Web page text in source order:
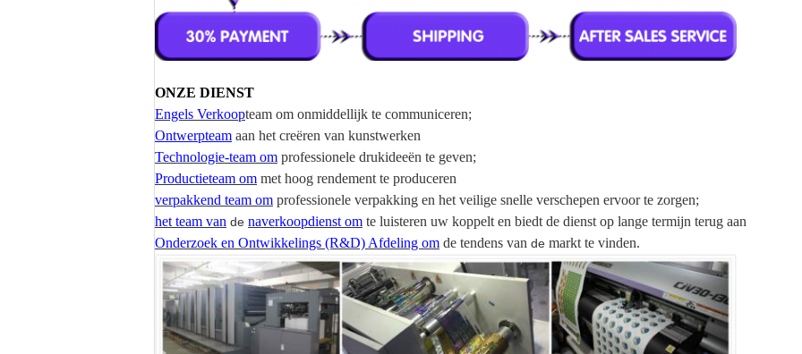
ONZE DIENST
Engels Verkoopteam om onmiddellijk te communiceren;
Ontwerpteam aan het creëren van kunstwerken
Technologie-team om professionele drukideeën te geven;
Productieteam om met hoog rendement te produceren
verpakkend team om professionele verpakking en het veilige snelle verschepen ervoor te zorgen;
het team van de naverkoopdienst om te luisteren uw koppelt en biedt de dienst op lange termijn terug aan
Onderzoek en Ontwikkelings (R&D) Afdeling om de tendens van de markt te vinden.